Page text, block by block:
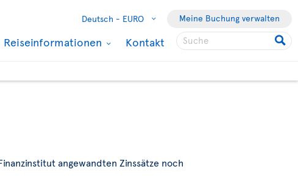
Deutsch - EURO Meine Buchung verwalten
Reiseinformationen Kontakt
angewandten Zinssätze noch